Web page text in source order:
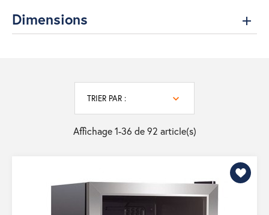
Dimensions
TRIER PAR :
Affichage 1-36 de 92 article(s)